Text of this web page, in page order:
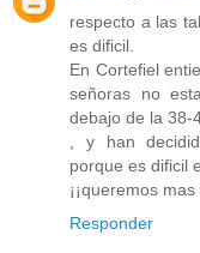
respecto a las
es dificil.
En Cortefiel
señoras no
debajo de la 38-
, y han
porque es dificil
¡¡queremos
Responder